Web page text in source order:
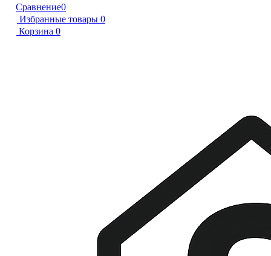
Сравнение0
Избранные товары 0
Корзина 0